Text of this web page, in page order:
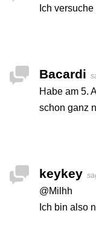
Ich
Bacardi
Habe am 5.
schon ganz
keykey
@Milhh
Ich bin also